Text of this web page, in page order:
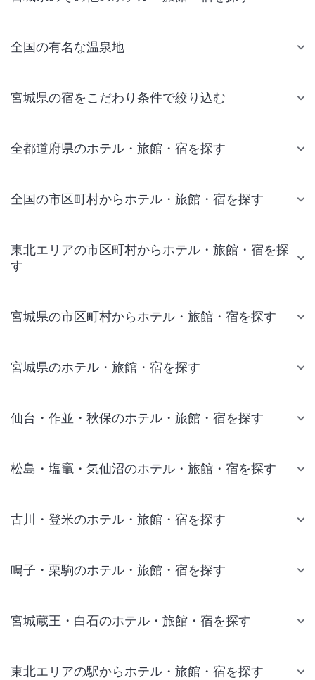
全国の有名な温泉地
宮城県の宿をこだわり条件で絞り込む
全都道府県のホテル・旅館・宿を探す
全国の市区町村からホテル・旅館・宿を探す
東北エリアの市区町村からホテル・旅館・宿を探
す
宮城県の市区町村からホテル・旅館・宿を探す
宮城県のホテル・旅館・宿を探す
仙台・作並・秋保のホテル・旅館・宿を探す
松島・塩竈・気仙沼のホテル・旅館・宿を探す
古川・登米のホテル・旅館・宿を探す
鳴子・栗駒のホテル・旅館・宿を探す
宮城蔵王・白石のホテル・旅館・宿を探す
東北エリアの駅からホテル・旅館・宿を探す